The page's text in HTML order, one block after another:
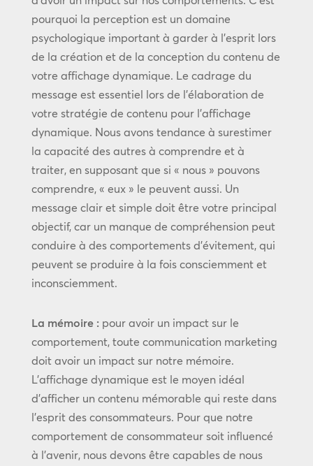
pourquoi la perception est un domaine
psychologique important à garder à l’esprit lors
de la création et de la conception du contenu de
votre affichage dynamique. Le cadrage du
message est essentiel lors de l’élaboration de
votre stratégie de contenu pour l’affichage
dynamique. Nous avons tendance à surestimer
la capacité des autres à comprendre et à
traiter, en supposant que si « nous » pouvons
comprendre, « eux » le peuvent aussi. Un
message clair et simple doit être votre principal
objectif, car un manque de compréhension peut
conduire à des comportements d’évitement, qui
peuvent se produire à la fois consciemment et
inconsciemment.
La mémoire : pour avoir un impact sur le
comportement, toute communication marketing
doit avoir un impact sur notre mémoire.
L’affichage dynamique est le moyen idéal
d’afficher un contenu mémorable qui reste dans
l’esprit des consommateurs. Pour que notre
comportement de consommateur soit influencé
à l’avenir, nous devons être capables de nous